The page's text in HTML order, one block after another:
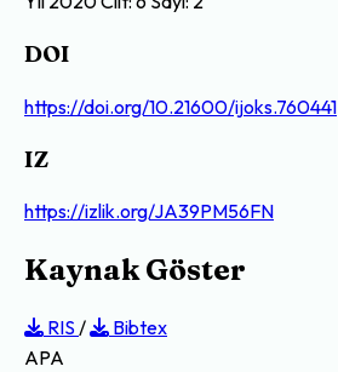
DOI
https://doi.org/10.21600/ijoks.760441
IZ
https://izlik.org/JA39PM56FN
Kaynak Göster
RIS /
Bibtex
APA